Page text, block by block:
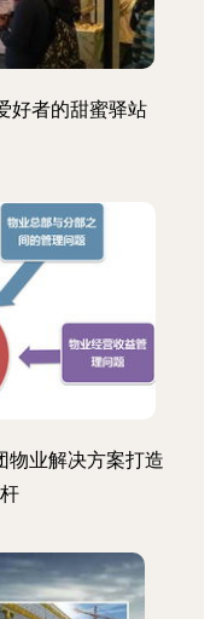
好者的甜蜜驿站
物业解决方案打造